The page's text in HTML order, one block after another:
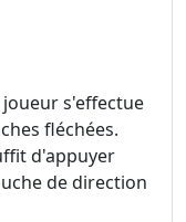
s'effectue
fléchées.
d'appuyer
de direction